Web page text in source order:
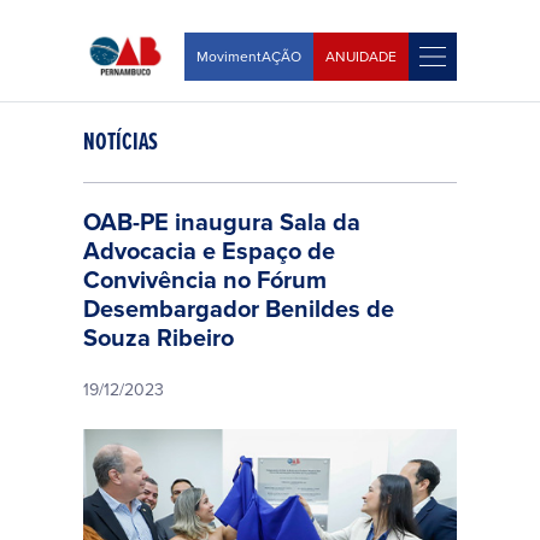
MovimentAÇÃO ANUIDADE
NOTÍCIAS
OAB-PE inaugura Sala da
Advocacia e Espaço de
Convivência no Fórum
Desembargador Benildes de
Souza Ribeiro
19/12/2023